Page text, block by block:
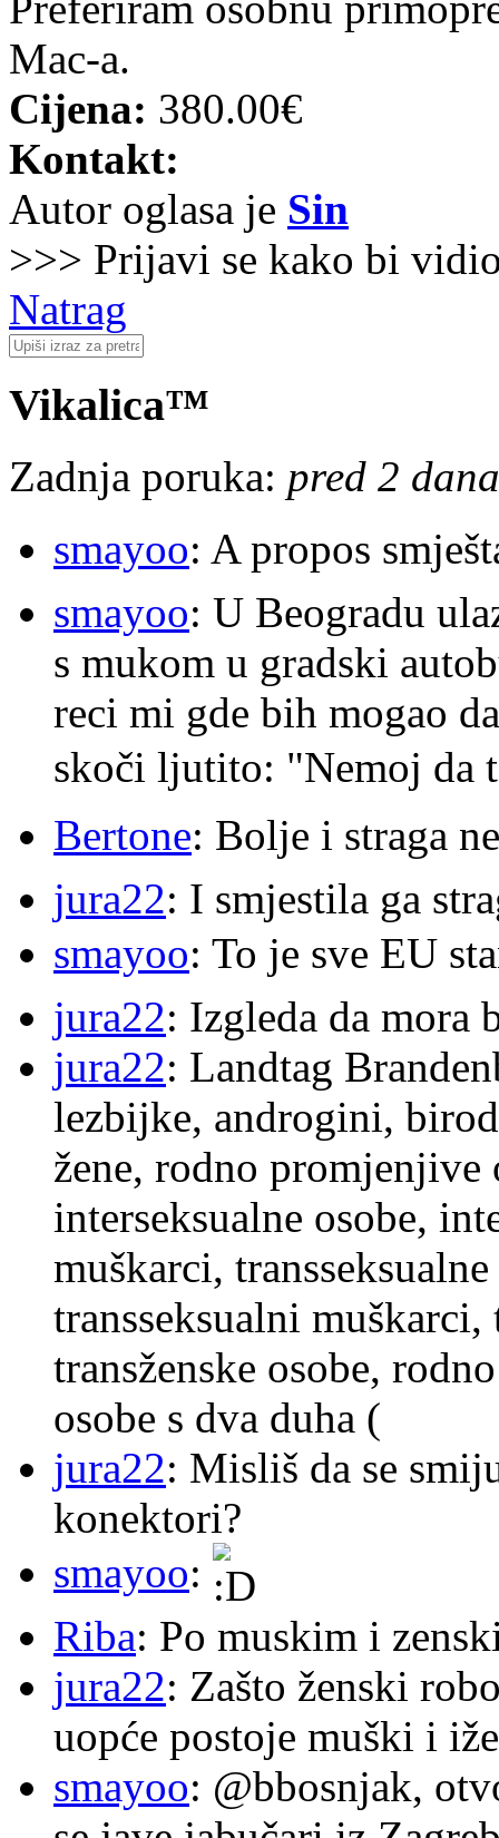
Mac-a.
Cijena: 380.00€
Kontakt:
Autor oglasa je Sin
>>> Prijavi se kako bi
Natrag
Vikalica™
Zadnja poruka: pred 2
smayoo: A propos
smayoo: U Beogradu
s mukom u gradski
reci mi gde bih mogao
skoči ljutito: "Nemoj da
Bertone: Bolje i straga
jura22: I smjestila ga
smayoo: To je sve EU
jura22: Izgleda da mora
jura22: Landtag
lezbijke, androgini,
žene, rodno
interseksualne osobe,
muškarci,
transseksualni muškarci,
transženske osobe,
osobe s dva duha (
jura22: Misliš da se
konektori?
smayoo:
Riba: Po muskim i
jura22: Zašto ženski
uopće postoje muški i
smayoo: @bbosnjak,